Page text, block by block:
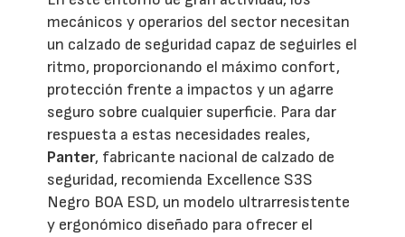
mecánicos y operarios del sector necesitan
un calzado de seguridad capaz de seguirles el
ritmo, proporcionando el máximo confort,
protección frente a impactos y un agarre
seguro sobre cualquier superficie. Para dar
respuesta a estas necesidades reales,
Panter, fabricante nacional de calzado de
seguridad, recomienda Excellence S3S
Negro BOA ESD, un modelo ultrarresistente
y ergonómico diseñado para ofrecer el